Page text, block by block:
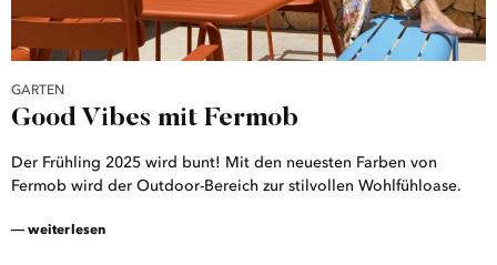
GARTEN
Good Vibes mit Fermob
Der Frühling 2025 wird bunt! Mit den neuesten Farben von
Fermob wird der Outdoor-Bereich zur stilvollen Wohlfühloase.
― weiterlesen